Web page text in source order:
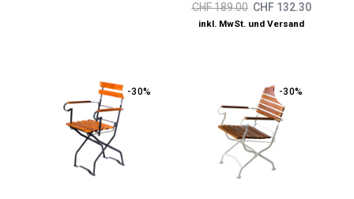
CHF189.00 CHF132.30
inkl. MwSt. und Versand
-30% -30%